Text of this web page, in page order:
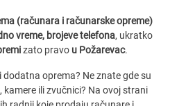
(računara i računarske opreme)
vreme, brojeve telefona, ukratko
zato pravo u Požarevac.
oprema? Ne znate gde su
ili zvučnici? Na ovoj strani